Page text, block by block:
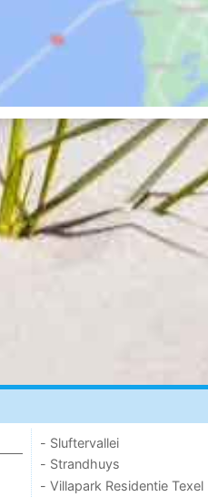
- Sluftervallei
- Strandhuys
- Villapark Residentie Texel